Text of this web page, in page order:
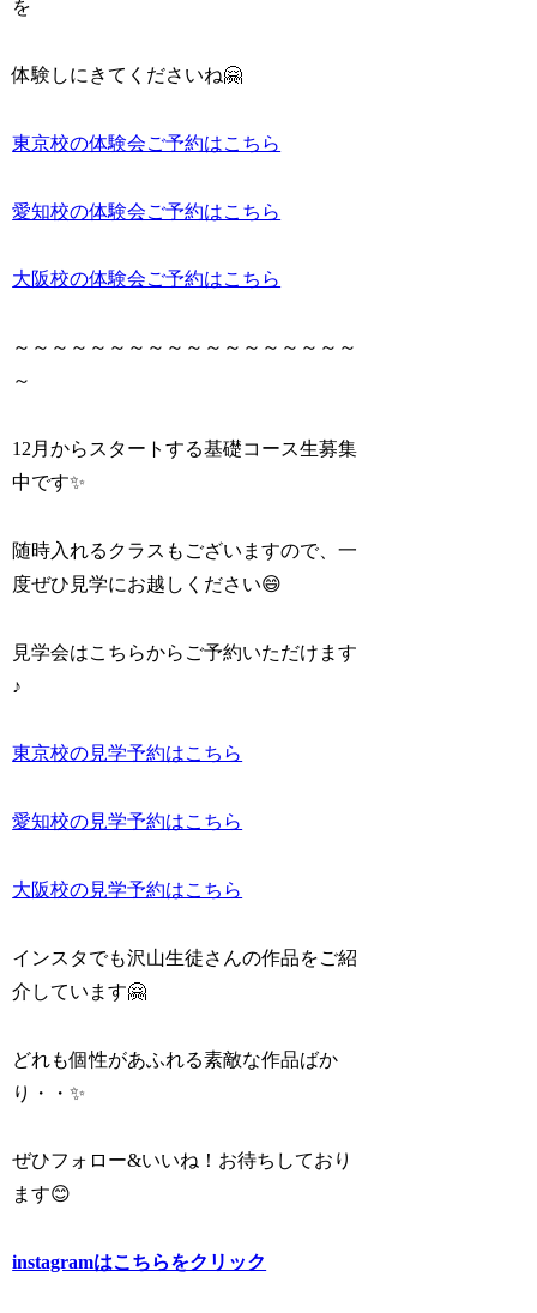
を
体験しにきてくださいね🤗
東京校の体験会ご予約はこちら
愛知校の体験会ご予約はこちら
大阪校の体験会ご予約はこちら
～～～～～～～～～～～～～～～～～～
～
12月からスタートする基礎コース生募集
中です✨
随時入れるクラスもございますので、一
度ぜひ見学にお越しください😄
見学会はこちらからご予約いただけます
♪
東京校の見学予約はこちら
愛知校の見学予約はこちら
大阪校の見学予約はこちら
インスタでも沢山生徒さんの作品をご紹
介しています🤗
どれも個性があふれる素敵な作品ばか
り・・✨
ぜひフォロー&いいね！お待ちしており
ます😊
instagramはこちらをクリック